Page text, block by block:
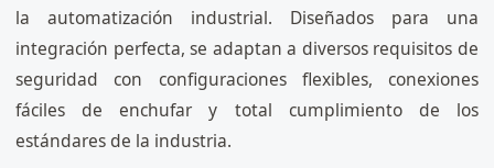
la automatización industrial. Diseñados para una
integración perfecta, se adaptan a diversos requisitos de
seguridad con configuraciones flexibles, conexiones
fáciles de enchufar y total cumplimiento de los
estándares de la industria.